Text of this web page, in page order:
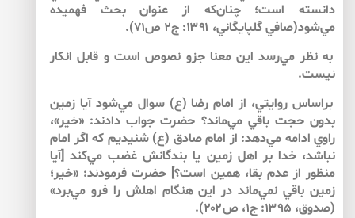
دانسته است؛ چنان‌كه از عنوان بحث فهميده
مي‌شود(صافي گلپايگاني، ۱۳۹۱: ج۲ ص۷۱).
به نظر مي‌رسد اين معنا جزو نصوص است و قابل انكار
نيست.
براساس روايتي، از امام رضا (ع) سوال مي‌شود آيا زمين
بدون حجت باقي مي‌ماند؟ حضرت جواب دادند: «خير»،
راوي ادامه مي‌دهد: از امام صادق (ع) شنيديم كه اگر امام
نباشد، خدا بر اهل زمين يا بندگانش غضب مي‌كند [آيا
منظور از عدم بقا، همين است؟] حضرت فرمودند: «خير؛
زمين باقي نمي‌ماند در اين هنگام اهلش را فرو مي‌برد»
(صدوق، ۱۳۹۵: ج۱، ص۲۰۲).